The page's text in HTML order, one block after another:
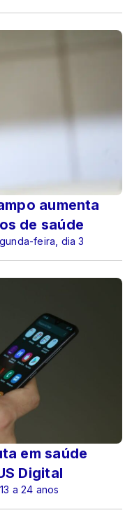
aumenta
de saúde
feira, dia 3
em saúde
Digital
a 24 anos